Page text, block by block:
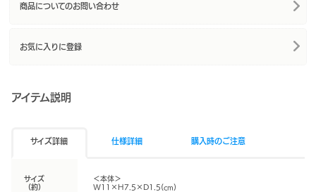
商品についてのお問い合わせ
お気に入りに登録
アイテム説明
サイズ詳細 仕様詳細 購入時のご注意
サイズ
（約）
＜本体＞
W11×H7.5×D1.5(cm)